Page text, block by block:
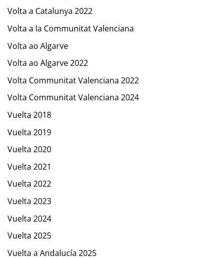
Volta a Catalunya 2022
Volta a la Communitat Valenciana
Volta ao Algarve
Volta ao Algarve 2022
Volta Communitat Valenciana 2022
Volta Communitat Valenciana 2024
Vuelta 2018
Vuelta 2019
Vuelta 2020
Vuelta 2021
Vuelta 2022
Vuelta 2023
Vuelta 2024
Vuelta 2025
Vuelta a Andalucía 2025